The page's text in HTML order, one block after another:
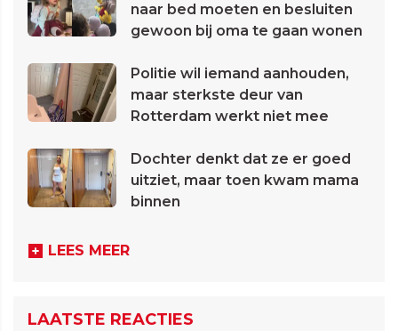
naar bed moeten en besluiten
gewoon bij oma te gaan wonen
Politie wil iemand aanhouden,
maar sterkste deur van
Rotterdam werkt niet mee
Dochter denkt dat ze er goed
uitziet, maar toen kwam mama
binnen
LEES MEER
LAATSTE REACTIES